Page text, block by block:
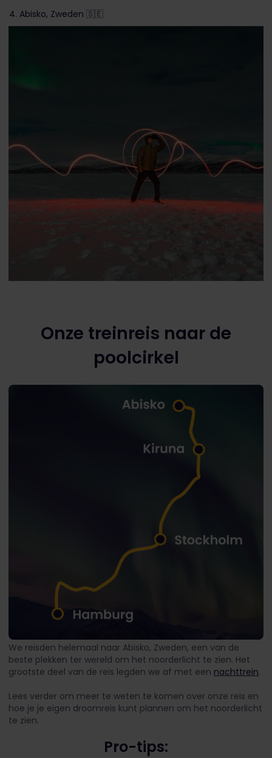
Abisko, Zweden 🇸🇪
Onze treinreis naar de
poolcirkel
We reisden helemaal naar Abisko, Zweden, een van de
beste plekken ter wereld om het noorderlicht te zien. Het
grootste deel van de reis legden we af met een nachttrein.
Lees verder om meer te weten te komen over onze reis en
hoe je je eigen droomreis kunt plannen om het noorderlicht
te zien.
Pro-tips: